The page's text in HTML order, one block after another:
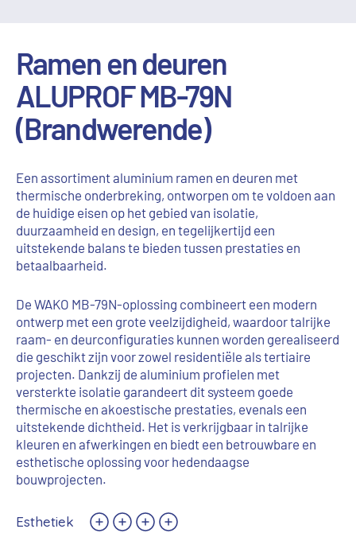
Ramen en deuren
ALUPROF MB-79N
(Brandwerende)
Een assortiment aluminium ramen en deuren met
thermische onderbreking, ontworpen om te voldoen aan
de huidige eisen op het gebied van isolatie,
duurzaamheid en design, en tegelijkertijd een
uitstekende balans te bieden tussen prestaties en
betaalbaarheid.
De WAKO MB-79N-oplossing combineert een modern
ontwerp met een grote veelzijdigheid, waardoor talrijke
raam- en deurconfiguraties kunnen worden gerealiseerd
die geschikt zijn voor zowel residentiële als tertiaire
projecten. Dankzij de aluminium profielen met
versterkte isolatie garandeert dit systeem goede
thermische en akoestische prestaties, evenals een
uitstekende dichtheid. Het is verkrijgbaar in talrijke
kleuren en afwerkingen en biedt een betrouwbare en
esthetische oplossing voor hedendaagse
bouwprojecten.
Esthetiek